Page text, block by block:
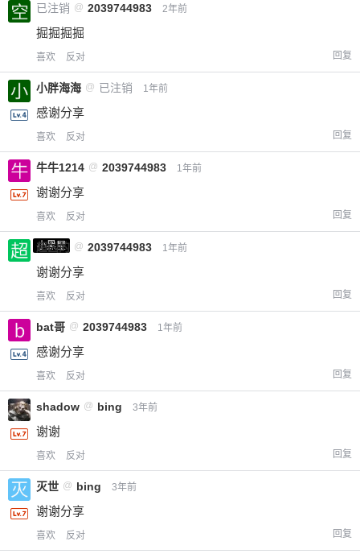
20 元 50 元 自定义
已注销 @ 2039744983 2年前
掘掘掘掘
喜欢 反对 回复
小胖海海 @ 已注销 1年前
感谢分享
喜欢 反对 回复
牛牛1214 @ 2039744983 1年前
谢谢分享
喜欢 反对 回复
小黑屋
超凶的 @ 2039744983 1年前
谢谢分享
喜欢 反对 回复
bat哥 @ 2039744983 1年前
感谢分享
喜欢 反对 回复
shadow @ bing 3年前
谢谢
喜欢 反对 回复
灭世 @ bing 3年前
谢谢分享
喜欢 反对 回复